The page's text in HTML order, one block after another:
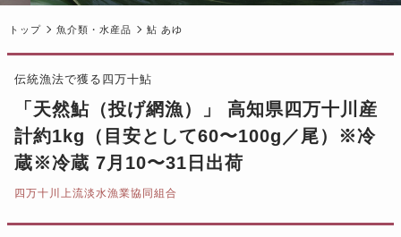
トップ 魚介類・水産品 鮎 あゆ
伝統漁法で獲る四万十鮎
「天然鮎（投げ網漁）」 高知県四万十川産
計約1kg（目安として60〜100g／尾）※冷
蔵※冷蔵 7月10〜31日出荷
四万十川上流淡水漁業協同組合